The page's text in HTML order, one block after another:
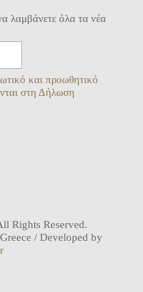
λαμβάνετε όλα τα νέα
και προωθητικό
στη Δήλωση
Rights Reserved.
/ Developed by